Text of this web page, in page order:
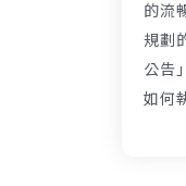
的流
規劃
公告
如何